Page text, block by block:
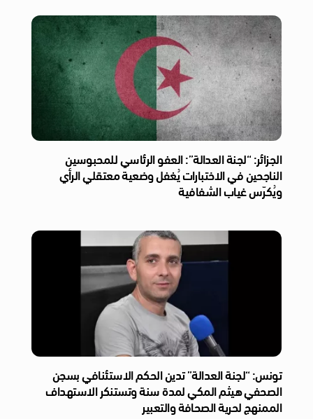
الجزائر: “لجنة العدالة”: العفو الرئاسي للمحبوسين
الناجحين في الاختبارات يُغفل وضعية معتقلي الرأي
ويُكرّس غياب الشفافية
تونس: “لجنة العدالة” تدين الحكم الاستئنافي بسجن
الصحفي هيثم المكي لمدة سنة وتستنكر الاستهداف
الممنهج لحرية الصحافة والتعبير